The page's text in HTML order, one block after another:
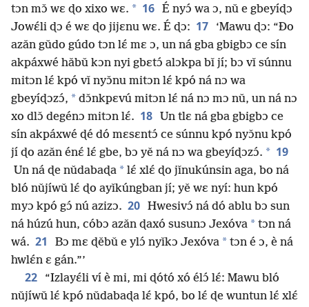
tɔn mɔ̌ wɛ ɖo xixo wɛ. * 16 É nyɔ́ wa ɔ, nǔ e gbeyíɖɔ
Jowɛ́li ɖɔ é wɛ ɖo jijɛnu wɛ. É ɖɔ: 17
‘Mawu ɖɔ: “Ðo
azǎn gǔdo gúdo tɔn lɛ́ mɛ ɔ, un ná gba gbigbɔ ce sín
akpáxwé hǎbǔ kɔn nyi gbɛtɔ́ alɔkpa bǐ jí; bɔ vǐ súnnu
mitɔn lɛ́ kpó vǐ nyɔ̌nu mitɔn lɛ́ kpó ná nɔ wa
gbeyíɖɔzɔ́, * dɔ̌nkpɛvú mitɔn lɛ́ ná nɔ mɔ nǔ, un ná nɔ
xo dlɔ̌ degénɔ mitɔn lɛ́. 18
Un tlɛ ná gba gbigbɔ ce
sín akpáxwé ɖé dó mɛsɛntɔ́ ce súnnu kpó nyɔ̌nu kpó
jí ɖo azǎn énɛ́ lɛ́ gbe, bɔ yě ná nɔ wa gbeyíɖɔzɔ́. * 19
Un ná ɖe nǔdabaɖa * lɛ́ xlɛ́ ɖo jǐnukúnsin aga, bo ná
bló nǔjíwǔ lɛ́ ɖo ayǐkúngban jí; yě wɛ nyí: hun kpó
myɔ kpó gɔ́ nú azizɔ. 20 Hwesivɔ́ ná dó ablu bɔ sun
ná húzú hun, cóbɔ azǎn ɖaxó susunɔ Jexóva * tɔn ná
wá. 21 Bɔ mɛ ɖěbǔ e ylɔ́ nyǐkɔ Jexóva * tɔn é ɔ, è ná
hwlɛ́n ɛ gán.”’
22
“Izlayɛ́li ví è mi, mi ɖótó xó élɔ́ lɛ́: Mawu bló
nǔjíwǔ lɛ́ kpó nǔdabaɖa lɛ́ kpó, bo lɛ́ ɖe wuntun lɛ́ xlɛ́